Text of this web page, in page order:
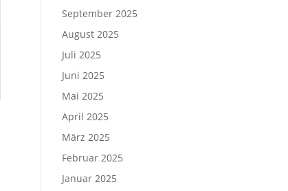
September 2025
August 2025
Juli 2025
Juni 2025
Mai 2025
April 2025
März 2025
Februar 2025
Januar 2025